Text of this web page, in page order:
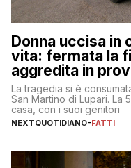
Donna uccisa in
vita: fermata la
aggredita in
La tragedia si è
San Martino di Lupari. La
casa, con i suoi genitori
NEXTQUOTIDIANO-FATTI